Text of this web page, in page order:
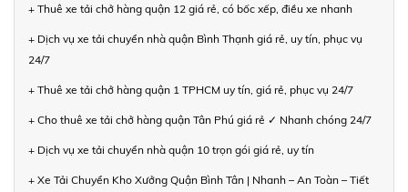
+ Thuê xe tải chở hàng quận 12 giá rẻ, có bốc xếp, điều xe nhanh
+ Dịch vụ xe tải chuyển nhà quận Bình Thạnh giá rẻ, uy tín, phục vụ
24/7
+ Thuê xe tải chở hàng quận 1 TPHCM uy tín, giá rẻ, phục vụ 24/7
+ Cho thuê xe tải chở hàng quận Tân Phú giá rẻ ✓ Nhanh chóng 24/7
+ Dịch vụ xe tải chuyển nhà quận 10 trọn gói giá rẻ, uy tín
+ Xe Tải Chuyển Kho Xưởng Quận Bình Tân | Nhanh – An Toàn – Tiết